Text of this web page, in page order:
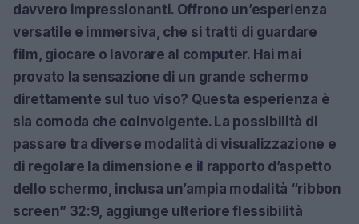
davvero impressionanti. Offrono un’esperienza
versatile e immersiva, che si tratti di guardare
film, giocare o lavorare al computer. Hai mai
provato la sensazione di un grande schermo
direttamente sul tuo viso? Questa esperienza è
sia comoda che coinvolgente. La possibilità di
passare tra diverse modalità di visualizzazione e
di regolare la dimensione e il rapporto d’aspetto
dello schermo, inclusa un’ampia modalità “ribbon
screen” 32:9, aggiunge ulteriore flessibilità